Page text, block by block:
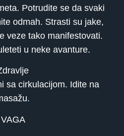
Potrudite se da svaki
odmah. Strasti su jake,
veze tako manifestovati.
u neke avanture.
sa cirkulacijom. Idite na
VAGA